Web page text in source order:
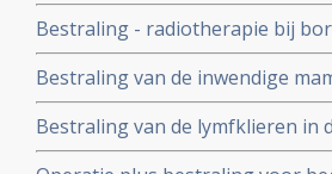
zelfde resultaten op overleving
boostbestraling van de hele
Bestraling - radiotherapie bij
geeft langere overleving voor
in proefschrift
Bestraling van de inwendige
overall overleving en geeft
Bestraling van de lymfklieren in
geeft significant minder